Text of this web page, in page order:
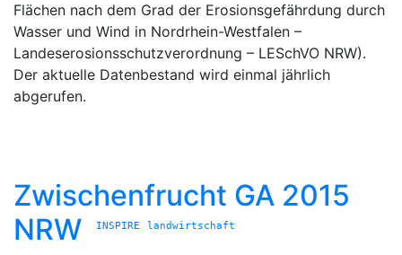
Flächen nach dem Grad der Erosionsgefährdung durch
Wasser und Wind in Nordrhein-Westfalen –
Landeserosionsschutzverordnung – LESchVO NRW).
Der aktuelle Datenbestand wird einmal jährlich
abgerufen.
Zwischenfrucht GA 2015
NRW
INSPIRE landwirtschaft